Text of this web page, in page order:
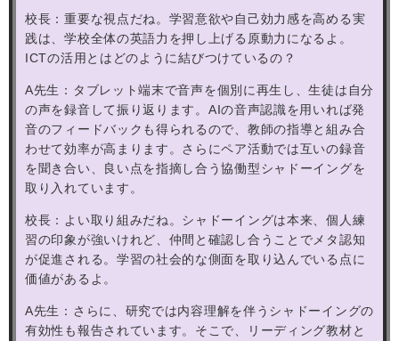
校長：重要な視点だね。学習意欲や自己効力感を高める実
践は、学校全体の英語力を押し上げる原動力になるよ。
ICTの活用とはどのように結びつけているの？
A先生：タブレット端末で音声を個別に再生し、生徒は自分
の声を録音して振り返ります。 AIの音声認識を用いれば発
音のフィードバックも得られるので、教師の指導と組み合
わせて効率が高まります。さらにペア活動では互いの録音
を聞き合い、良い点を指摘し合う協働型シャドーイングを
取り入れています。
校長：よい取り組みだね。シャドーイングは本来、個人練
習の印象が強いけれど、仲間と確認し合うことでメタ認知
が促進される。学習の社会的な側面を取り込んでいる点に
価値があるよ。
A先生：さらに、研究では内容理解を伴うシャドーイングの
有効性も報告されています。そこで、リーディング教材と